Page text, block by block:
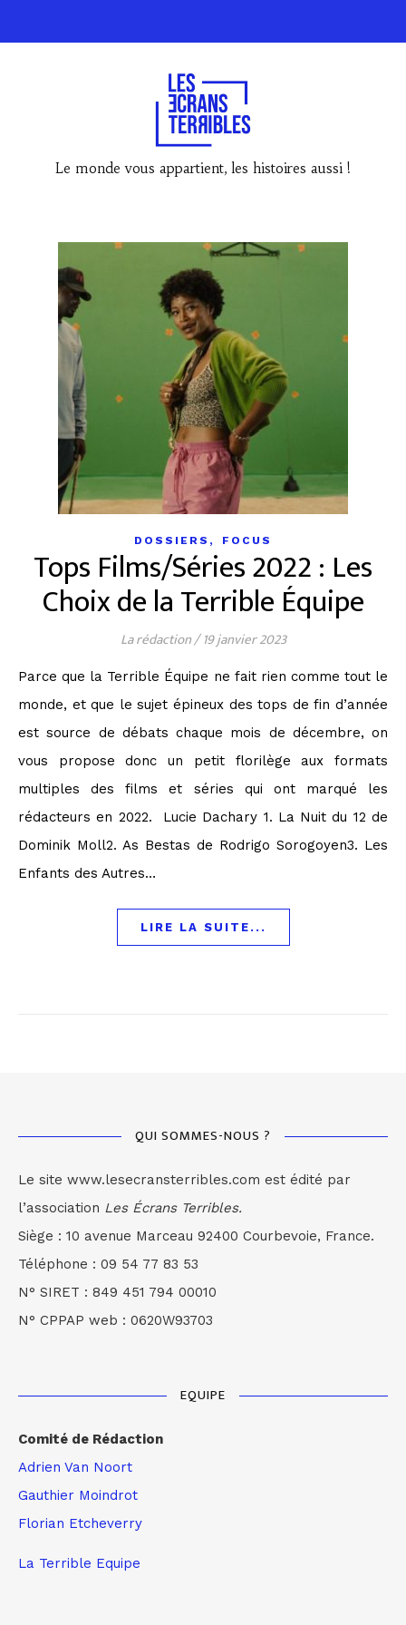
Le monde vous appartient, les histoires aussi !
DOSSIERS , FOCUS
Tops Films/Séries 2022 : Les
Choix de la Terrible Équipe
La rédaction/ 19 janvier 2023
Parce que la Terrible Équipe ne fait rien comme tout le
monde, et que le sujet épineux des tops de fin d’année
est source de débats chaque mois de décembre, on
vous propose donc un petit florilège aux formats
multiples des films et séries qui ont marqué les
rédacteurs en 2022. Lucie Dachary 1. La Nuit du 12 de
Dominik Moll2. As Bestas de Rodrigo Sorogoyen3. Les
Enfants des Autres…
LIRE LA SUITE...
QUI SOMMES-NOUS ?
Le site www.lesecransterribles.com est édité par
l’association Les Écrans Terribles.
Siège : 10 avenue Marceau 92400 Courbevoie, France.
Téléphone : 09 54 77 83 53
N° SIRET : 849 451 794 00010
N° CPPAP web : 0620W93703
EQUIPE
Comité de Rédaction
Adrien Van Noort
Gauthier Moindrot
Florian Etcheverry
La Terrible Equipe